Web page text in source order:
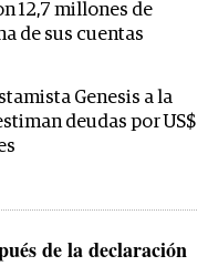
12,7 millones de
de sus cuentas
Genesis a la
deudas por US$
de la declaración